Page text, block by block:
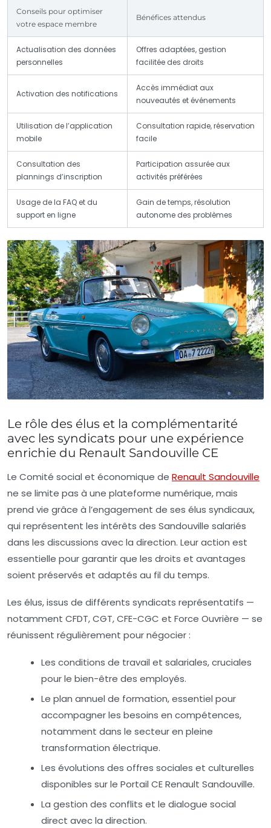
Conseils pour optimiser
votre espace membre
Bénéfices attendus
Actualisation des données
personnelles
Offres adaptées, gestion
facilitée des droits
Activation des notifications
Accès immédiat aux
nouveautés et événements
Utilisation de l’application
mobile
Consultation rapide, réservation
facile
Consultation des
plannings d’inscription
Participation assurée aux
activités préférées
Usage de la FAQ et du
support en ligne
Gain de temps, résolution
autonome des problèmes
Le rôle des élus et la complémentarité
avec les syndicats pour une expérience
enrichie du Renault Sandouville CE
Le Comité social et économique de Renault Sandouville
ne se limite pas à une plateforme numérique, mais
prend vie grâce à l’engagement de ses élus syndicaux,
qui représentent les intérêts des Sandouville salariés
dans les discussions avec la direction. Leur action est
essentielle pour garantir que les droits et avantages
soient préservés et adaptés au fil du temps.
Les élus, issus de différents syndicats représentatifs —
notamment CFDT, CGT, CFE-CGC et Force Ouvrière — se
réunissent régulièrement pour négocier :
Les conditions de travail et salariales, cruciales
pour le bien-être des employés.
Le plan annuel de formation, essentiel pour
accompagner les besoins en compétences,
notamment dans le secteur en pleine
transformation électrique.
Les évolutions des offres sociales et culturelles
disponibles sur le Portail CE Renault Sandouville.
La gestion des conflits et le dialogue social
direct avec la direction.